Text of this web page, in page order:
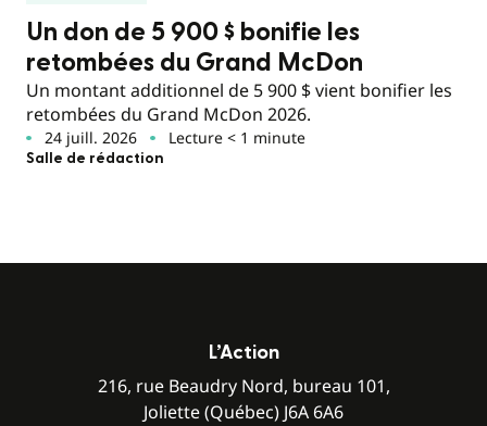
Un don de 5 900 $ bonifie les
retombées du Grand McDon
Un montant additionnel de 5 900 $ vient bonifier les
retombées du Grand McDon 2026.
24 juill. 2026 Lecture < 1 minute
Salle de rédaction
L’Action
216, rue Beaudry Nord, bureau 101,
Joliette (Québec) J6A 6A6